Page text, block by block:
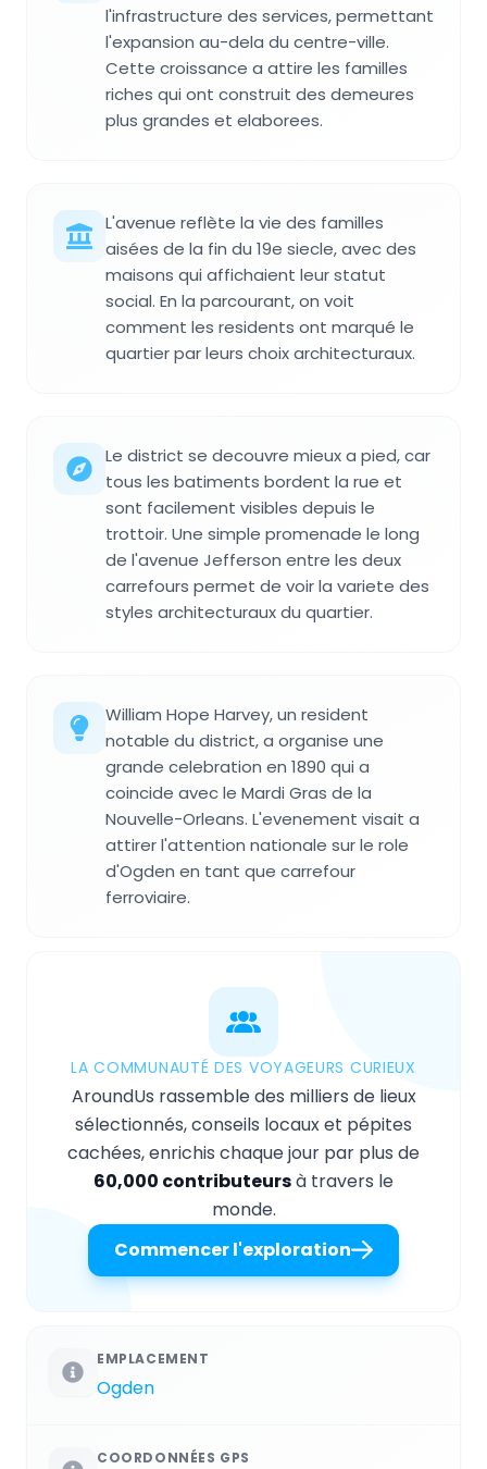
l'infrastructure des services, permettant
l'expansion au-dela du centre-ville.
Cette croissance a attire les familles
riches qui ont construit des demeures
plus grandes et elaborees.
L'avenue reflète la vie des familles
aisées de la fin du 19e siecle, avec des
maisons qui affichaient leur statut
social. En la parcourant, on voit
comment les residents ont marqué le
quartier par leurs choix architecturaux.
Le district se decouvre mieux a pied, car
tous les batiments bordent la rue et
sont facilement visibles depuis le
trottoir. Une simple promenade le long
de l'avenue Jefferson entre les deux
carrefours permet de voir la variete des
styles architecturaux du quartier.
William Hope Harvey, un resident
notable du district, a organise une
grande celebration en 1890 qui a
coincide avec le Mardi Gras de la
Nouvelle-Orleans. L'evenement visait a
attirer l'attention nationale sur le role
d'Ogden en tant que carrefour
ferroviaire.
LA COMMUNAUTÉ DES VOYAGEURS CURIEUX
AroundUs rassemble des milliers de lieux
sélectionnés, conseils locaux et pépites
cachées, enrichis chaque jour par plus de
60,000 contributeursà travers le
monde.
Commencer l'exploration
EMPLACEMENT
Ogden
COORDONNÉES GPS